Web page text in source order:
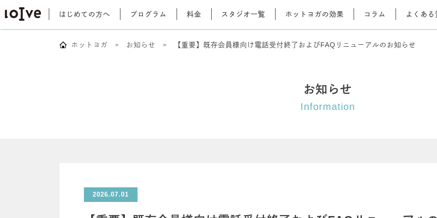
はじめての方へ プログラム 料金 スタジオ一覧 ホットヨガの効果 コラム よくある
ホットヨガ お知らせ 【重要】既存会員様向け電話受付終了およびFAQリニューアルのお知らせ
お知らせ
Information
2026.07.01